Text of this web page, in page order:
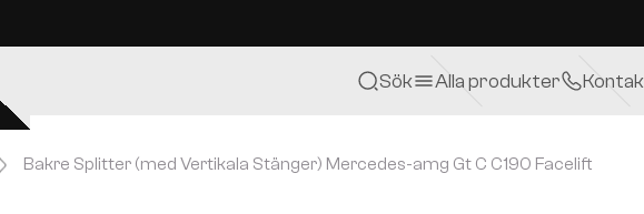
Sök Alla produkter
Bakre Splitter (med Vertikala Stänger) Mercedes-amg Gt C C190 Facelift